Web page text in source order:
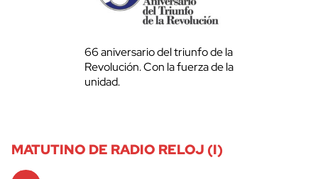
66 aniversario del triunfo de la
Revolución. Con la fuerza de la
unidad.
MATUTINO DE RADIO RELOJ (I)